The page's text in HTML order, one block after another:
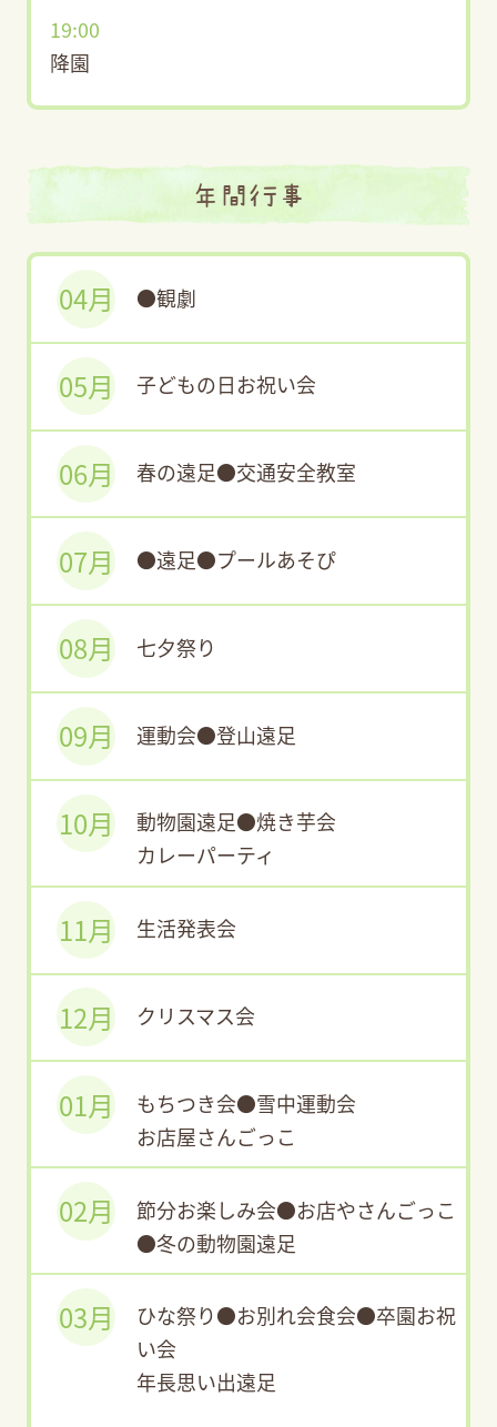
19:00
降園
年間行事
04月 ●観劇
05月 子どもの日お祝い会
06月 春の遠足●交通安全教室
07月 ●遠足●プールあそぴ
08月 七夕祭り
09月 運動会●登山遠足
10月
動物園遠足●焼き芋会
カレーパーティ
11月 生活発表会
12月 クリスマス会
01月
もちつき会●雪中運動会
お店屋さんごっこ
02月
節分お楽しみ会●お店やさんごっこ
●冬の動物園遠足
03月
ひな祭り●お別れ会食会●卒園お祝
い会
年長思い出遠足